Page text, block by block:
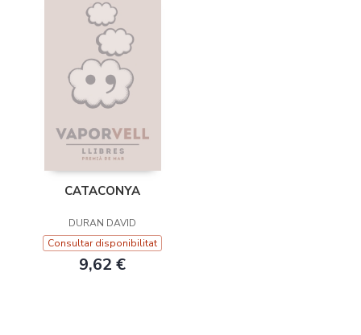
CATACONYA
DURAN DAVID
Consultar disponibilitat
9,62 €